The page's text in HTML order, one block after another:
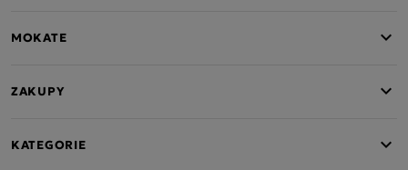
MOKATE
ZAKUPY
KATEGORIE